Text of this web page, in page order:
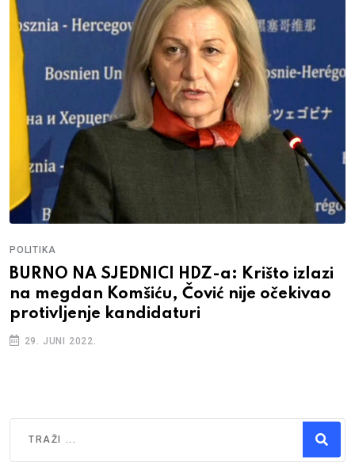
POLITIKA
BURNO NA SJEDNICI HDZ-a: Krišto izlazi
na megdan Komšiću, Čović nije očekivao
protivljenje kandidaturi
29. JUNI 2022.
Type 2 or more characters for results.